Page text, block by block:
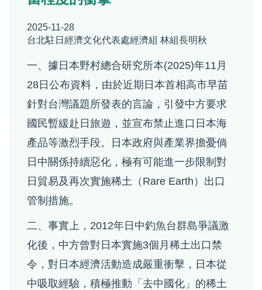
2025-11-28
台北駐日經濟文化代表處經濟組 林組長明秋
一、據日本野村總合研究所本(2025)年11月
28日公布資料，由於近期日本首相高市早苗
針對台灣議題所發表的言論，引發中方要求
國民暫緩赴日旅遊，並宣布禁止進口日本海
產品等激烈手段。日本政府與產業界擔憂倘
日中關係持續惡化，極有可能進一步限制對
日貿易及再次實施稀土（Rare Earth）出口
管制措施。
二、事實上，2012年日中釣魚台群島爭議激
化後，中方曾對日本實施3個月稀土出口禁
令，對日本經濟活動造成嚴重衝擊，日本從
中吸取經驗，積極推動「去中國化」的稀土